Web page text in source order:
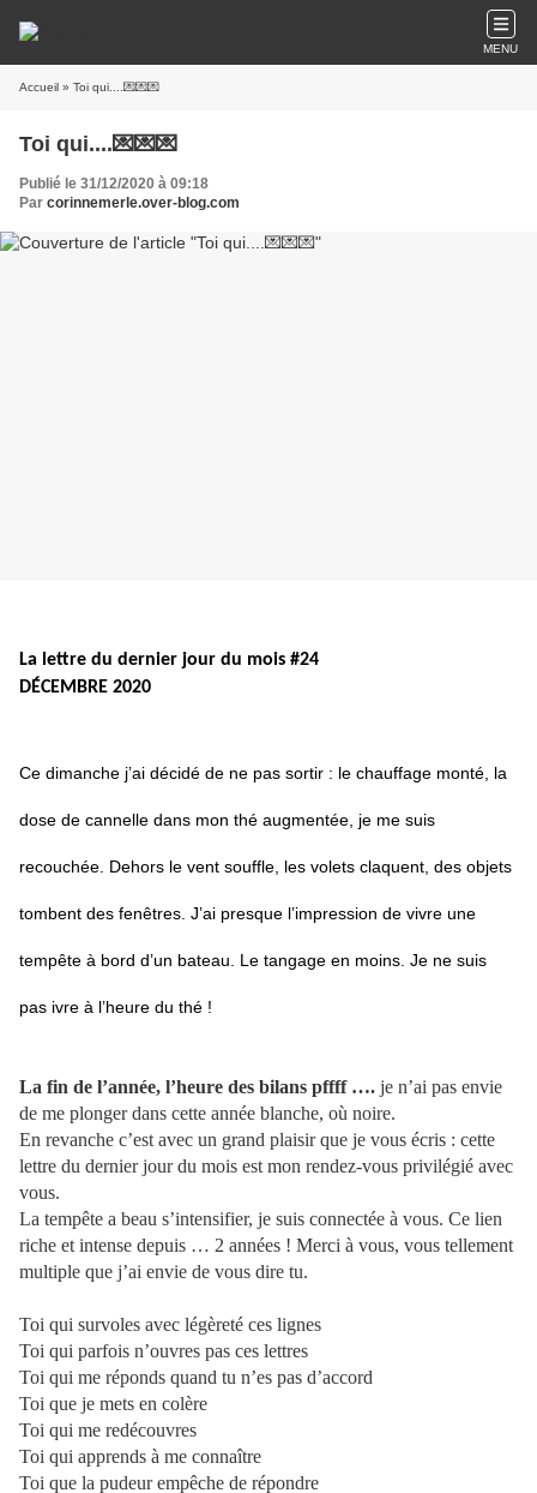
MENU
Accueil » Toi qui....💌💌💌
Toi qui....💌💌💌
Publié le 31/12/2020 à 09:18
Par corinnemerle.over-blog.com
La lettre du dernier jour du mois #24
DÉCEMBRE 2020
Ce dimanche j’ai décidé de ne pas sortir : le chauffage monté, la
dose de cannelle dans mon thé augmentée, je me suis
recouchée. Dehors le vent souffle, les volets claquent, des objets
tombent des fenêtres. J’ai presque l’impression de vivre une
tempête à bord d’un bateau. Le tangage en moins. Je ne suis
pas ivre à l’heure du thé !
La fin de l’année, l’heure des bilans pffff …. je n’ai pas envie
de me plonger dans cette année blanche, où noire.
En revanche c’est avec un grand plaisir que je vous écris : cette
lettre du dernier jour du mois est mon rendez-vous privilégié avec
vous.
La tempête a beau s’intensifier, je suis connectée à vous. Ce lien
riche et intense depuis … 2 années ! Merci à vous, vous tellement
multiple que j’ai envie de vous dire tu.
Toi qui survoles avec légèreté ces lignes
Toi qui parfois n’ouvres pas ces lettres
Toi qui me réponds quand tu n’es pas d’accord
Toi que je mets en colère
Toi qui me redécouvres
Toi qui apprends à me connaître
Toi que la pudeur empêche de répondre